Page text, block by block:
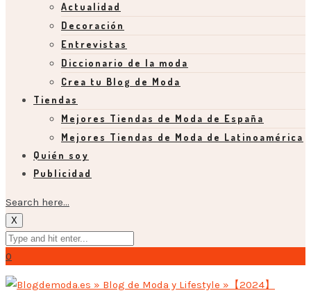
Actualidad
Decoración
Entrevistas
Diccionario de la moda
Crea tu Blog de Moda
Tiendas
Mejores Tiendas de Moda de España
Mejores Tiendas de Moda de Latinoamérica
Quién soy
Publicidad
Search here...
X
0